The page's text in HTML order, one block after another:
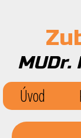
MUDr.
Úvod